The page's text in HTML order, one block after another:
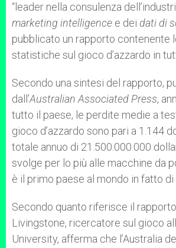
“leader nella consulenza
marketing intelligence e dei dati di
pubblicato un rapporto contenente
statistiche sul gioco d’azzardo in
Secondo una sintesi del rapporto,
dall’Australian Associated Press,
tutto il paese, le perdite medie a
gioco d’azzardo sono pari a 1.144
totale annuo di 21.500.000.000
svolge per lo più alle macchine da
è il primo paese al mondo in fatto di
Secondo quanto riferisce il
Livingstone, ricercatore sul gioco
University, afferma che l’Australia